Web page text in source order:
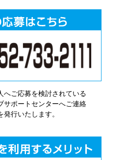
へご応募を検討されている
サポートセンターへご連絡
発行いたします。